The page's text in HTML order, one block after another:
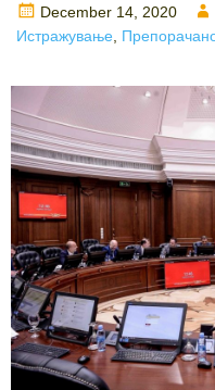
Posted
on
December 14, 2020
Истражување